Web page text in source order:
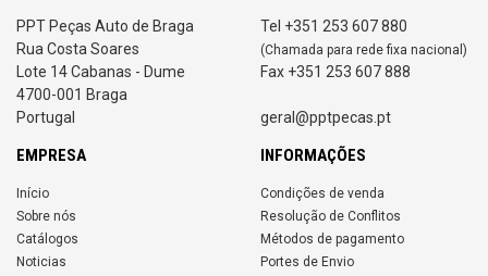
PPT Peças Auto de Braga
Rua Costa Soares
Lote 14 Cabanas - Dume
4700-001 Braga
Portugal
Tel +351 253 607 880
(Chamada para rede fixa nacional)
Fax +351 253 607 888
geral@pptpecas.pt
EMPRESA
Início
Sobre nós
Catálogos
Noticias
INFORMAÇÕES
Condições de venda
Resolução de Conflitos
Métodos de pagamento
Portes de Envio